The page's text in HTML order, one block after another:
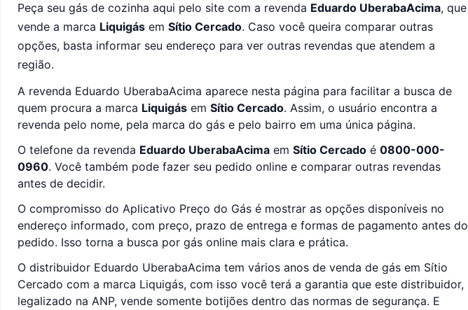
Peça seu gás de cozinha aqui pelo site com a revenda Eduardo UberabaAcima, que
vende a marca Liquigás em Sítio Cercado. Caso você queira comparar outras
opções, basta informar seu endereço para ver outras revendas que atendem a
região.
A revenda Eduardo UberabaAcima aparece nesta página para facilitar a busca de
quem procura a marca Liquigás em Sítio Cercado. Assim, o usuário encontra a
revenda pelo nome, pela marca do gás e pelo bairro em uma única página.
O telefone da revenda Eduardo UberabaAcima em Sítio Cercado é 0800-000-
0960. Você também pode fazer seu pedido online e comparar outras revendas
antes de decidir.
O compromisso do Aplicativo Preço do Gás é mostrar as opções disponíveis no
endereço informado, com preço, prazo de entrega e formas de pagamento antes do
pedido. Isso torna a busca por gás online mais clara e prática.
O distribuidor Eduardo UberabaAcima tem vários anos de venda de gás em Sítio
Cercado com a marca Liquigás, com isso você terá a garantia que este distribuidor,
legalizado na ANP, vende somente botijões dentro das normas de segurança. E